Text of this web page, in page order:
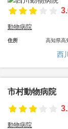
動物病院
住所 高知県高
西
市村動物病院
動物病院